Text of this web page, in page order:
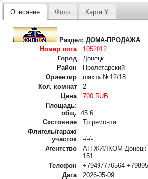
Описание Фото Карта Y
Раздел:ДОМА-ПРОДАЖА
Номер лота
1052012
Город
Донецк
Район
Пролетарский
Ориентир
шахта №12/18
Кол. комнат
2
Цена
700 RUB
Площадь:
общ.
45.6
Состояние
Тр.ремонта
Флигель/гараж/
участок
-/-/-
Агентство
АН ЖИЛКОМ Донецк
151
Телефон
+79497776564
Дата
2026-05-09